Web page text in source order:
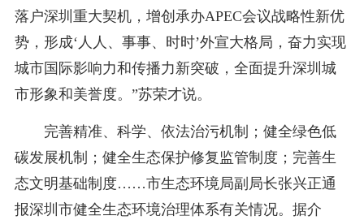
落户深圳重大契机，增创承办APEC会议战略性新优
势，形成‘人人、事事、时时’外宣大格局，奋力实现
城市国际影响力和传播力新突破，全面提升深圳城
市形象和美誉度。”苏荣才说。
完善精准、科学、依法治污机制；健全绿色低
碳发展机制；健全生态保护修复监管制度；完善生
态文明基础制度……市生态环境局副局长张兴正通
报深圳市健全生态环境治理体系有关情况。据介